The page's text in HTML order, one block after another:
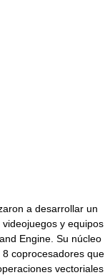
a desarrollar un
y equipos
Engine. Su núcleo
coprocesadores que
vectoriales